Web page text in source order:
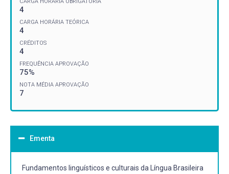
4
CARGA HORÁRIA TEÓRICA
4
CRÉDITOS
4
FREQUÊNCIA APROVAÇÃO
75%
NOTA MÉDIA APROVAÇÃO
7
Ementa
Fundamentos linguísticos e culturais da Língua Brasileira